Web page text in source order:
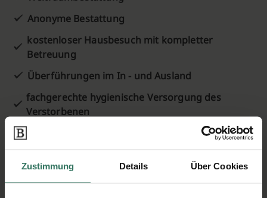
Zustimmung Details Über Cookies
Anonyme Bestattung
kostenloser Hausbesuch mit kompletter
Betreuung
Überführungen im In - und Ausland
fachgerechte hygienische Versorgung des
Verstorbenen
individuelle Abschiednahme zu jeder Zeit